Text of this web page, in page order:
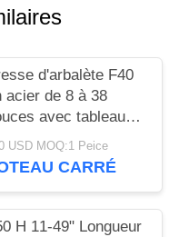
d'arbalète F40
acier de 8 à 38
avec tableau
traction
USD MOQ:1 Peice
CARRÉ
H 11-49" Longueur